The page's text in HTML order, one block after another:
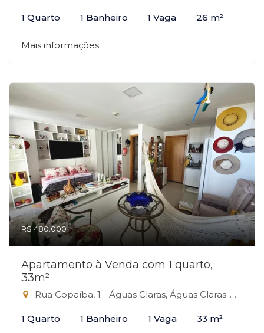
1 Quarto 1 Banheiro 1 Vaga 26 m²
Mais informações
R$ 480.000
Apartamento à Venda com 1 quarto,
33m²
Rua Copaíba, 1 - Águas Claras, Águas Claras-DF
1 Quarto 1 Banheiro 1 Vaga 33 m²